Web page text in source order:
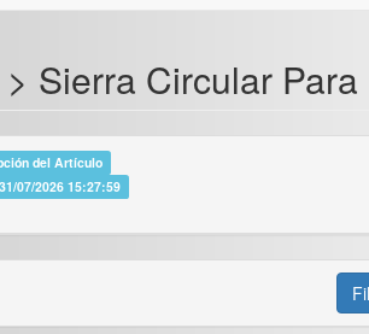
Sierra Circular
del Artículo
07/2026 15:27:59